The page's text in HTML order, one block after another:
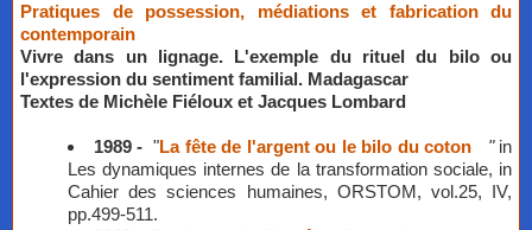
Pratiques de possession, médiations et fabrication du
contemporain
Vivre dans un lignage. L'exemple du rituel du bilo ou
l'expression du sentiment familial. Madagascar
​Textes de Michèle Fiéloux et Jacques Lombard
1989 - "La fête de l'argent ou le bilo du coton "in
Les dynamiques internes de la transformation sociale, in
Cahier des sciences humaines, ORSTOM, vol.25, IV,
pp.499-511.